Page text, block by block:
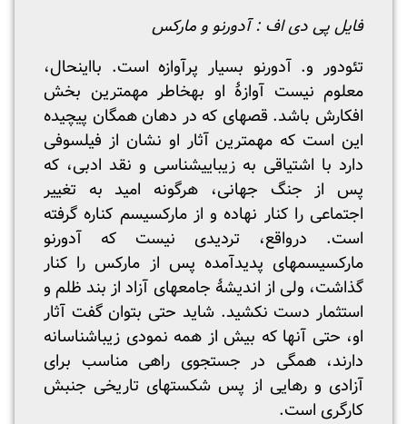
فایل پی دی اف :آدورنو و مارکس
تئودور و. آدورنو بسیار پرآوازه است. بااین­حال،
معلوم نیست آوازۀ او به­خاطر مهم­ترین بخش
افکارش باشد. قصه­ای که در دهان همگان پیچیده
این است که مهم­ترین آثار او نشان از فیلسوفی
دارد با اشتیاقی به زیبایی­شناسی و نقد ادبی، که
پس از جنگ جهانی، هرگونه امید به تغییر
اجتماعی را کنار نهاده و از مارکسیسم کناره گرفته
است. درواقع، تردیدی نیست که آدورنو
مارکسیسم­های پدیدآمده پس از مارکس را کنار
گذاشت، ولی از اندیشۀ جامعه­ای آزاد از بند ظلم و
استثمار دست نکشید. شاید حتی بتوان گفت آثار
او، حتی آنها که بیش از همه نمودی زیباشناسانه
دارند، همگی در جستجوی راهی مناسب برای
آزادی و رهایی از پس شکست­های تاریخی جنبش
کارگری است.